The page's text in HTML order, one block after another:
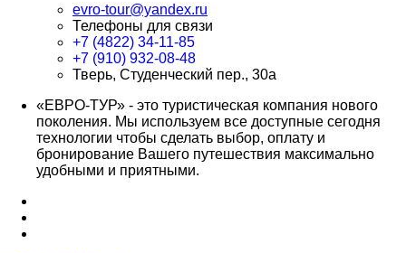
evro-tour@yandex.ru
Телефоны для связи
+7 (4822) 34-11-85
+7 (910) 932-08-48
Тверь, Студенческий пер., 30а
«ЕВРО-ТУР» - это туристическая компания нового
поколения. Мы используем все доступные сегодня
технологии чтобы сделать выбор, оплату и
бронирование Вашего путешествия максимально
удобными и приятными.